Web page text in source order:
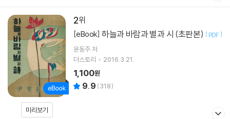
2
미리보기
[eBook] 하늘과 바람과 별과 시 (초판본) [ PDF ]
윤동주저
더스토리
2016.3.21.
1,100원
9.9 (318)